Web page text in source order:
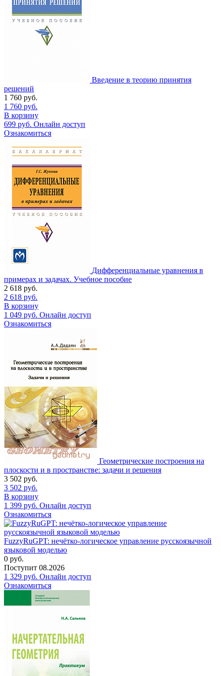
Введение в теорию принятия
решений
1 760 руб.
1 760 руб.
В корзину
699 руб. Онлайн доступ
Ознакомиться
Дифференциальные уравнения в
примерах и задачах. Учебное пособие
2 618 руб.
2 618 руб.
В корзину
1 049 руб. Онлайн доступ
Ознакомиться
Геометрические построения на
плоскости и в пространстве: задачи и решения
3 502 руб.
3 502 руб.
В корзину
1 399 руб. Онлайн доступ
Ознакомиться
FuzzyRuGPT: нечётко-логическое управление русскоязычной
языковой моделью
0 руб.
Поступит 08.2026
1 329 руб. Онлайн доступ
Ознакомиться